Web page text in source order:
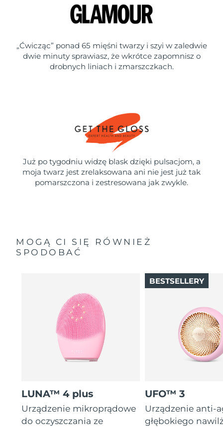
„Ćwicząc” ponad 65 mięśni twarzy i szyi w zaledwie
dwie minuty sprawiasz, że wkrótce zapomnisz o
drobnych liniach i zmarszczkach.
Już po tygodniu widzę blask dzięki pulsacjom, a
moja twarz jest zrelaksowana ani nie jest już tak
pomarszczona i zestresowana jak zwykle.
MOGĄ CI SIĘ RÓWNIEŻ
SPODOBAĆ
LUNA™ 4 plus
Urządzenie mikroprądowe
do oczyszczania ze
UFO™ 3
Urządzenie anti-
głębokiego
BESTSELLERY